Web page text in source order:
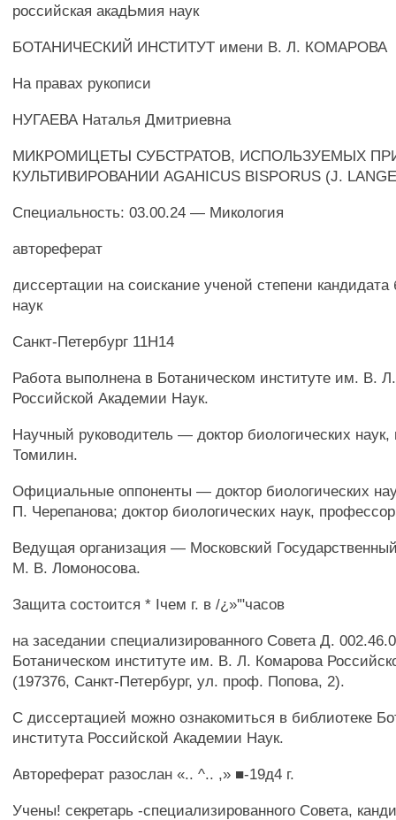
российская акадЬмия наук
БОТАНИЧЕСКИЙ ИНСТИТУТ имени В. Л. КОМАРОВА
На правах рукописи
НУГАЕВА Наталья Дмитриевна
МИКРОМИЦЕТЫ СУБСТРАТОВ, ИСПОЛЬЗУЕМЫХ
КУЛЬТИВИРОВАНИИ AGAHICUS BISPORUS (J.
Специальность: 03.00.24 — Микология
автореферат
диссертации на соискание ученой степени кандидата
наук
Санкт-Петербург 11Н14
Работа выполнена в Ботаническом институте им. В.
Российской Академии Наук.
Научный руководитель — доктор биологических
Томилин.
Официальные оппоненты — доктор биологических
П. Черепанова; доктор биологических наук,
Ведущая организация — Московский
М. В. Ломоносова.
Защита состоится * Iчем г. в /¿»'"часов
на заседании специализированного Совета Д.
Ботаническом институте им. В. Л. Комарова
(197376, Санкт-Петербург, ул. проф. Попова, 2).
С диссертацией можно ознакомиться в библиотеке
института Российской Академии Наук.
Автореферат разослан «.. ^.. ,» ■-19д4 г.
Учены! секретарь -специализированного Совета,